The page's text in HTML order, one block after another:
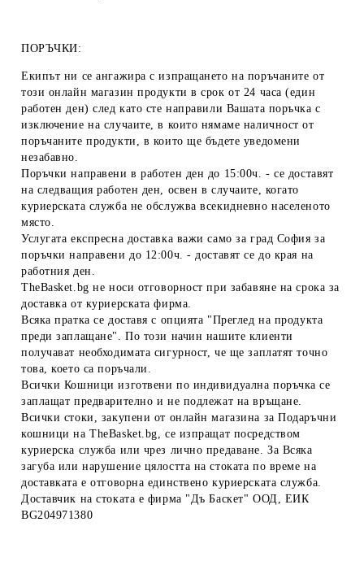
ПОРЪЧКИ:
Екипът ни се ангажира с изпращането на поръчаните от
този онлайн магазин продукти в срок от 24 часа (един
работен ден) след като сте направили Вашата поръчка с
изключение на случаите, в които нямаме наличност от
поръчаните продукти, в които ще бъдете уведомени
незабавно.
Поръчки направени в работен ден до 15:00ч. - се доставят
на следващия работен ден, освен в случаите, когато
куриерската служба не обслужва всекидневно населеното
място.
Услугата експресна доставка важи само за град София за
поръчки направени до 12:00ч. - доставят се до края на
работния ден.
TheBasket.bg не носи отговорност при забавяне на срока за
доставка от куриерската фирма.
Всяка пратка се доставя с опцията "Преглед на продукта
преди заплащане". По този начин нашите клиенти
получават необходимата сигурност, че ще заплатят точно
това, което са поръчали.
Всички Кошници изготвени по индивидуална поръчка се
заплащат предварително и не подлежат на връщане.
Всички стоки, закупени от онлайн магазина за Подаръчни
кошници на TheBasket.bg, се изпращат посредством
куриерска служба или чрез лично предаване. За Всяка
загуба или нарушение цялостта на стоката по време на
доставката е отговорна единствено куриерската служба.
Доставчик на стоката е фирма "Дъ Баскет" ООД, ЕИК
BG204971380